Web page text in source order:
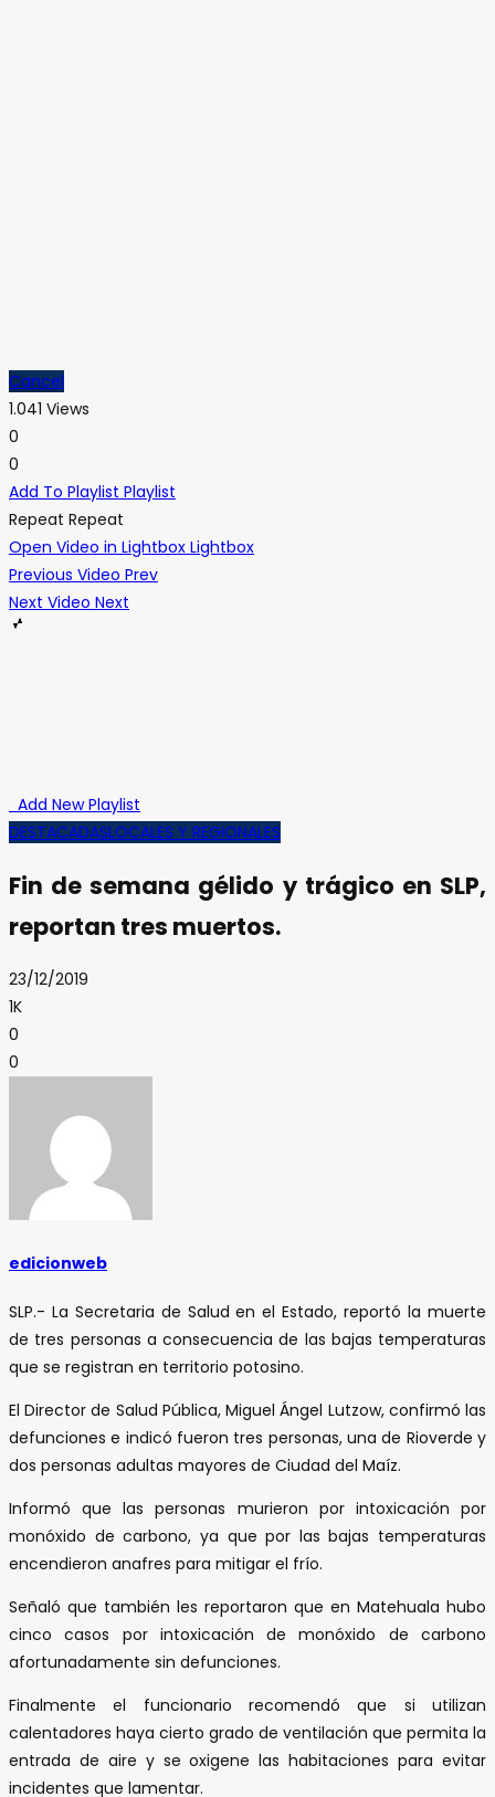
Cancel
1.041 Views
0
0
Add To Playlist Playlist
Repeat Repeat
Open Video in Lightbox Lightbox
Previous Video Prev
Next Video Next
Add New Playlist
DESTACADASLOCALES Y REGIONALES
Fin de semana gélido y trágico en SLP,
reportan tres muertos.
23/12/2019
1K
0
0
edicionweb
SLP.- La Secretaria de Salud en el Estado, reportó la muerte
de tres personas a consecuencia de las bajas temperaturas
que se registran en territorio potosino.
El Director de Salud Pública, Miguel Ángel Lutzow, confirmó las
defunciones e indicó fueron tres personas, una de Rioverde y
dos personas adultas mayores de Ciudad del Maíz.
Informó que las personas murieron por intoxicación por
monóxido de carbono, ya que por las bajas temperaturas
encendieron anafres para mitigar el frío.
Señaló que también les reportaron que en Matehuala hubo
cinco casos por intoxicación de monóxido de carbono
afortunadamente sin defunciones.
Finalmente el funcionario recomendó que si utilizan
calentadores haya cierto grado de ventilación que permita la
entrada de aire y se oxigene las habitaciones para evitar
incidentes que lamentar.